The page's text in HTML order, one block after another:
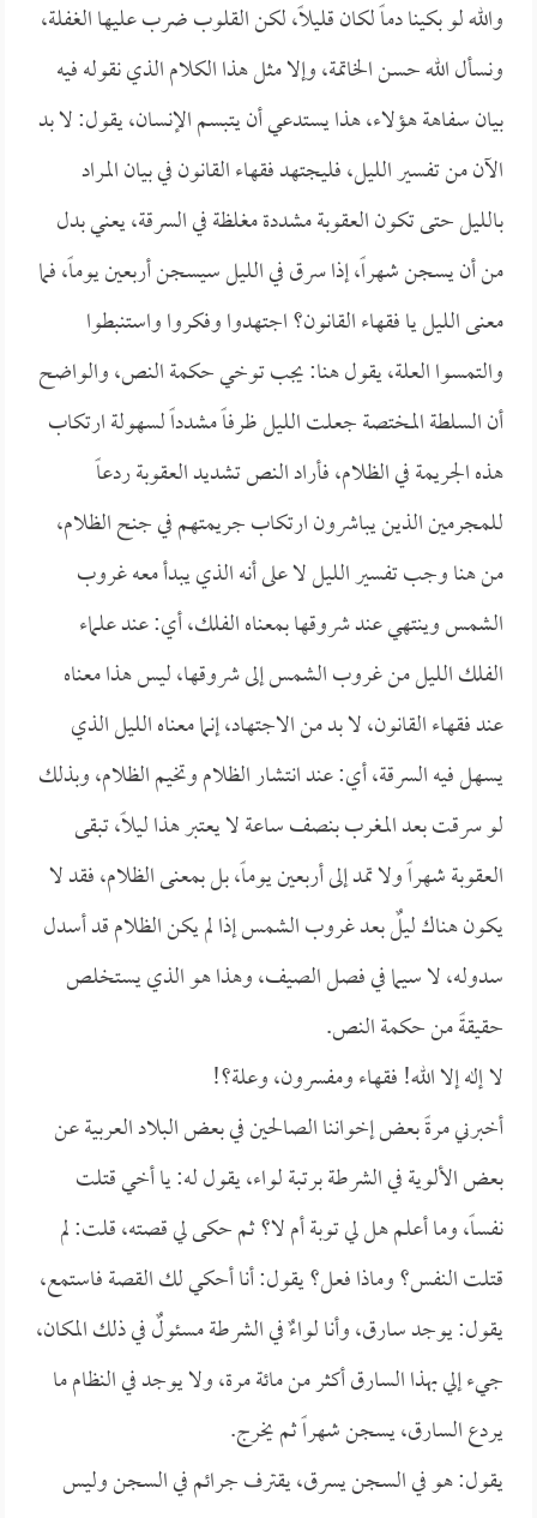
والله لو بكينا دماً لكان قليلاً، لكن القلوب ضرب عليها الغفلة،
ونسأل الله حسن الخاتمة، وإلا مثل هذا الكلام الذي نقوله فيه
بيان سفاهة هؤلاء، هذا يستدعي أن يتبسم الإنسان، يقول: لا بد
الآن من تفسير الليل، فليجتهد فقهاء القانون في بيان المراد
بالليل حتى تكون العقوبة مشددة مغلظة في السرقة، يعني بدل
من أن يسجن شهراً، إذا سرق في الليل سيسجن أربعين يوماً، فما
معنى الليل يا فقهاء القانون؟ اجتهدوا وفكروا واستنبطوا
والتمسوا العلة، يقول هنا: يجب توخي حكمة النص، والواضح
أن السلطة المختصة جعلت الليل ظرفاً مشدداً لسهولة ارتكاب
هذه الجريمة في الظلام، فأراد النص تشديد العقوبة ردعاً
للمجرمين الذين يباشرون ارتكاب جريمتهم في جنح الظلام،
من هنا وجب تفسير الليل لا على أنه الذي يبدأ معه غروب
الشمس وينتهي عند شروقها بمعناه الفلك، أي: عند علماء
الفلك الليل من غروب الشمس إلى شروقها، ليس هذا معناه
عند فقهاء القانون، لا بد من الاجتهاد، إنما معناه الليل الذي
يسهل فيه السرقة، أي: عند انتشار الظلام وتخيم الظلام، وبذلك
لو سرقت بعد المغرب بنصف ساعة لا يعتبر هذا ليلاً، تبقى
العقوبة شهراً ولا تمد إلى أربعين يوماً، بل بمعنى الظلام، فقد لا
يكون هناك ليلٌ بعد غروب الشمس إذا لم يكن الظلام قد أسدل
سدوله، لا سيما في فصل الصيف، وهذا هو الذي يستخلص
حقيقةً من حكمة النص.
لا إله إلا الله! فقهاء ومفسرون، وعلة؟!
أخبرني مرةً بعض إخواننا الصالحين في بعض البلاد العربية عن
بعض الألوية في الشرطة برتبة لواء، يقول له: يا أخي قتلت
نفساً، وما أعلم هل لي توبة أم لا؟ ثم حكى لي قصته، قلت: لم
قتلت النفس؟ وماذا فعل؟ يقول: أنا أحكي لك القصة فاستمع،
يقول: يوجد سارق، وأنا لواءٌ في الشرطة مسئولٌ في ذلك المكان،
جيء إلي بهذا السارق أكثر من مائة مرة، ولا يوجد في النظام ما
يردع السارق، يسجن شهراً ثم يخرج.
يقول: هو في السجن يسرق، يقترف جرائم في السجن وليس